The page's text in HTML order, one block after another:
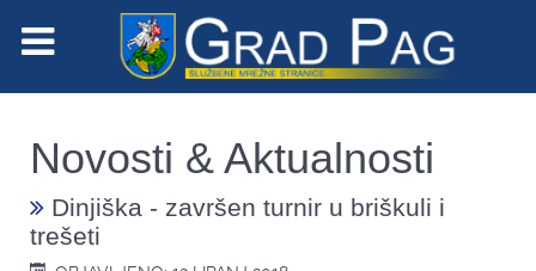
Novosti & Aktualnosti
Dinjiška - završen turnir u briškuli i
trešeti